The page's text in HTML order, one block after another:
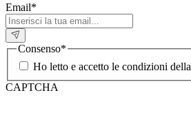
Email*
Consenso*
Ho letto e accetto le condizioni della
CAPTCHA